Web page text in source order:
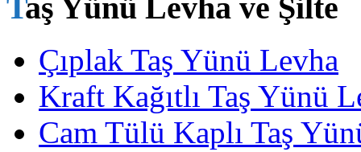
Taş Yünü Levha ve Şilte
Çıplak Taş Yünü Levha
Kraft Kağıtlı Taş Yünü
Cam Tülü Kaplı Taş